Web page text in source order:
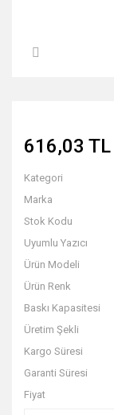
616,03 TL
Kategori
Marka
Stok Kodu
Uyumlu Yazıcı
Ürün Modeli
Ürün Renk
Baskı Kapasitesi
Üretim Şekli
Kargo Süresi
Garanti Süresi
Fiyat